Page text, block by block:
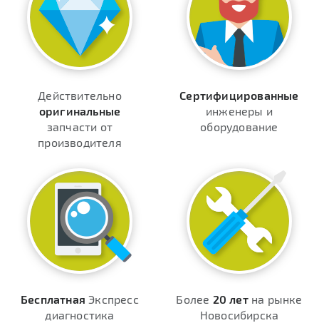
Действительно
оригинальные
запчасти от
производителя
Сертифицированные
инженеры и
оборудование
Бесплатная Экспресс
диагностика
Более 20 летна рынке
Новосибирска